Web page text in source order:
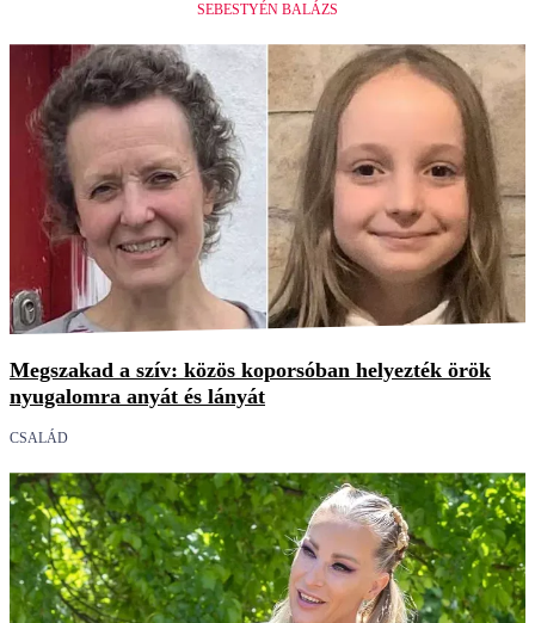
SEBESTYÉN BALÁZS
Megszakad a szív: közös koporsóban helyezték örök
nyugalomra anyát és lányát
CSALÁD